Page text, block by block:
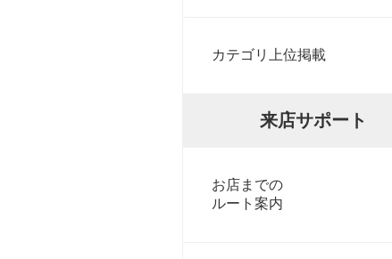
カテゴリ上位掲載
来店サポート
お店までの
ルート案内